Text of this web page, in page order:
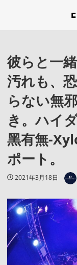
彼らと一
汚れも、
らない無
き。ハイ
黑有無-
ポート。
投稿日
2021年3月18日 著者